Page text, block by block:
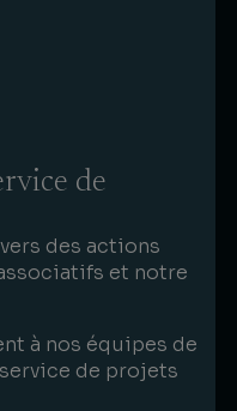
de
des actions
et notre
à nos équipes de
de projets